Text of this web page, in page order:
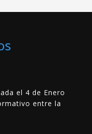
el 4 de Enero
entre la